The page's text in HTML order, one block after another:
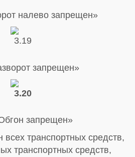
налево запрещен»
запрещен»
запрещен»
всех транспортных средств,
транспортных средств,